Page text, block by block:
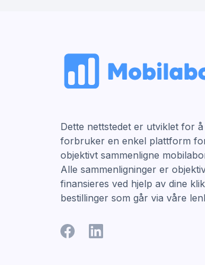
Dette nettstedet er utviklet for
forbruker en enkel plattform
objektivt sammenligne
Alle sammenligninger er
finansieres ved hjelp av dine
bestillinger som går via våre